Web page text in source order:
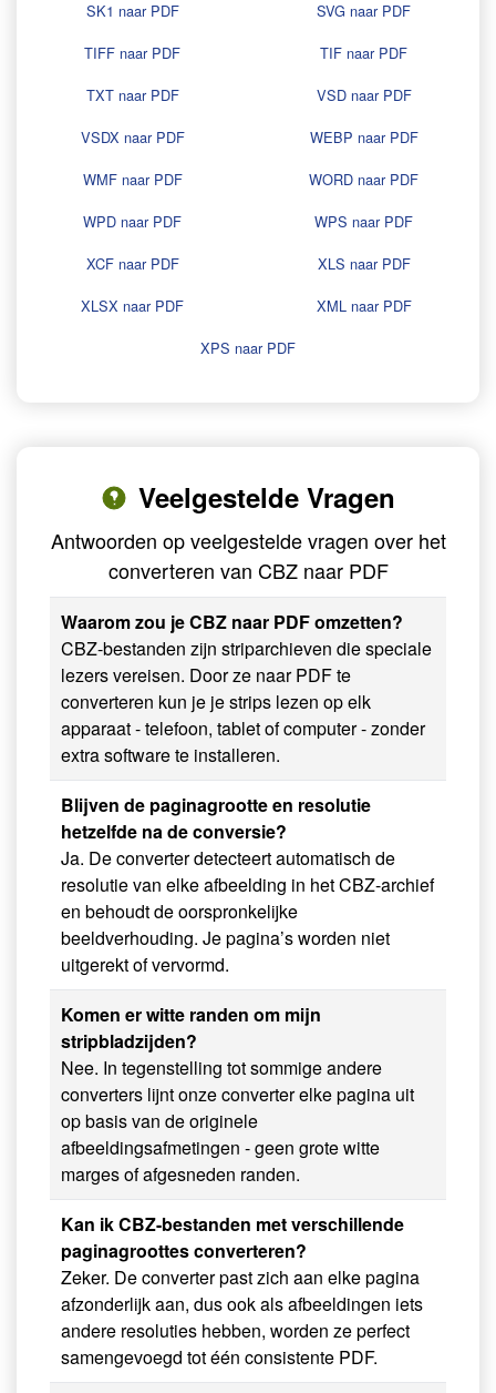
SK1 naar PDF
SVG naar PDF
TIFF naar PDF
TIF naar PDF
TXT naar PDF
VSD naar PDF
VSDX naar PDF
WEBP naar PDF
WMF naar PDF
WORD naar PDF
WPD naar PDF
WPS naar PDF
XCF naar PDF
XLS naar PDF
XLSX naar PDF
XML naar PDF
XPS naar PDF
Veelgestelde Vragen
Antwoorden op veelgestelde vragen over het
converteren van CBZ naar PDF
Waarom zou je CBZ naar PDF omzetten?
CBZ-bestanden zijn striparchieven die speciale
lezers vereisen. Door ze naar PDF te
converteren kun je je strips lezen op elk
apparaat - telefoon, tablet of computer - zonder
extra software te installeren.
Blijven de paginagrootte en resolutie
hetzelfde na de conversie?
Ja. De converter detecteert automatisch de
resolutie van elke afbeelding in het CBZ-archief
en behoudt de oorspronkelijke
beeldverhouding. Je pagina’s worden niet
uitgerekt of vervormd.
Komen er witte randen om mijn
stripbladzijden?
Nee. In tegenstelling tot sommige andere
converters lijnt onze converter elke pagina uit
op basis van de originele
afbeeldingsafmetingen - geen grote witte
marges of afgesneden randen.
Kan ik CBZ-bestanden met verschillende
paginagroottes converteren?
Zeker. De converter past zich aan elke pagina
afzonderlijk aan, dus ook als afbeeldingen iets
andere resoluties hebben, worden ze perfect
samengevoegd tot één consistente PDF.